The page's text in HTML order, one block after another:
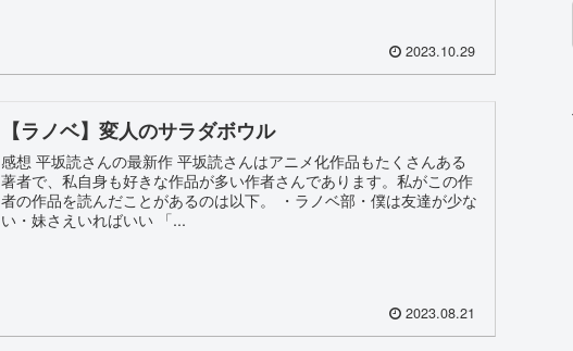
2023.10.29
【ラノベ】変人のサラダボウル
感想 平坂読さんの最新作 平坂読さんはアニメ化作品もたくさんある
著者で、私自身も好きな作品が多い作者さんであります。私がこの作
者の作品を読んだことがあるのは以下。 ・ラノベ部・僕は友達が少な
い・妹さえいればいい 「...
2023.08.21